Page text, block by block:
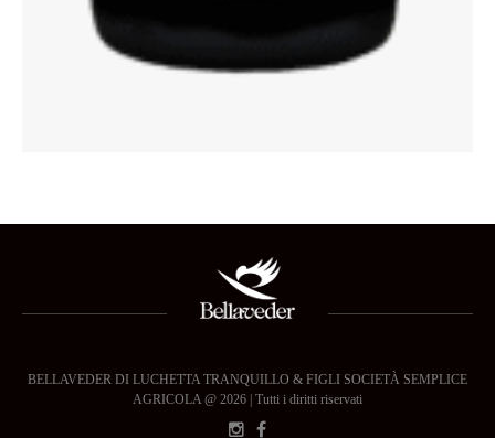
BELLAVEDER DI LUCHETTA TRANQUILLO & FIGLI SOCIETÀ SEMPLICE
AGRICOLA @ 2026 | Tutti i diritti riservati